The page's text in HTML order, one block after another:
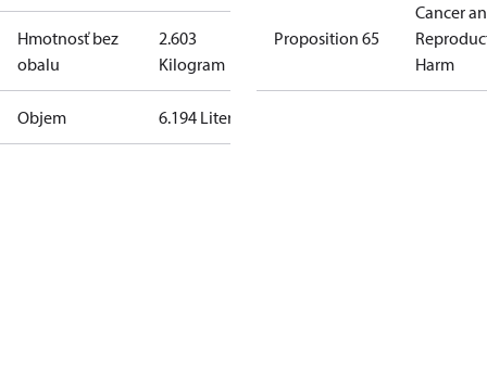
Hmotnosť bez
obalu
2.603
Kilogram
Objem 6.194 Liter
Proposition 65
Cancer
Harm